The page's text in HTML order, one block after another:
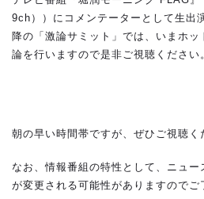
9ch））にコメンテーターとして生出
降の「激論サミット」では、いまホ
論を行いますので是非ご視聴ください
朝の早い時間帯ですが、ぜひご視聴く
なお、情報番組の特性として、ニュ
が変更される可能性がありますのでご